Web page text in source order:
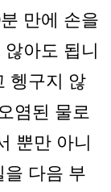
만에 손을
아도 됩니
헹구지 않
염된 물로
뿐만 아니
을 다음 부